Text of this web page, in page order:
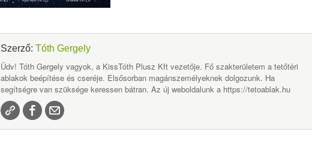
Szerző: Tóth Gergely
Üdv! Tóth Gergely vagyok, a KissTóth Plusz Kft vezetője. Fő szakterületem a tetőtéri
ablakok beépítése és cseréje. Elsősorban magánszemélyeknek dolgozunk. Ha
segítségre van szüksége keressen bátran. Az új weboldalunk a https://tetoablak.hu